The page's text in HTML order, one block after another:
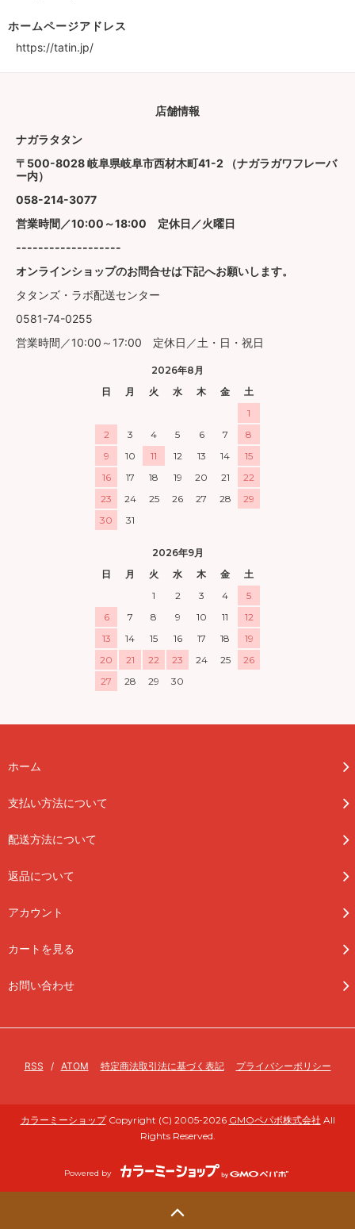
ホームページアドレス
https://tatin.jp/
店舗情報
ナガラタタン
〒500-8028 岐阜県岐阜市西材木町41-2 （ナガラガワフレーバ
ー内）
058-214-3077
営業時間／10:00～18:00 定休日／火曜日
-------------------
オンラインショップのお問合せは下記へお願いします。
タタンズ・ラボ配送センター
0581-74-0255
営業時間／10:00～17:00 定休日／土・日・祝日
2026年8月
日
月 火 水 木 金
土
1
2
3 4 5 6 7
8
9
10 11 12 13 14
15
16
17 18 19 20 21
22
23
24 25 26 27 28
29
30
31
2026年9月
日
月 火 水 木 金
土
1
2 3 4
5
6
7 8 9 10 11
12
13
14 15 16 17 18
19
20
21 22 23 24 25
26
27
28 29 30
ホーム
支払い方法について
配送方法について
返品について
アカウント
カートを見る
お問い合わせ
RSS / ATOM 特定商法取引法に基づく表記 プライバシーポリシー
カラーミーショップCopyright (C) 2005-2026 GMOペパボ株式会社 All
Rights Reserved.
Powered by